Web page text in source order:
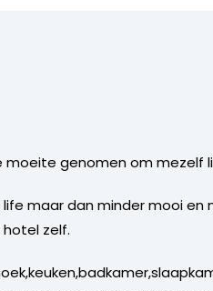
moeite genomen om mezelf
maar dan minder mooi
zelf.